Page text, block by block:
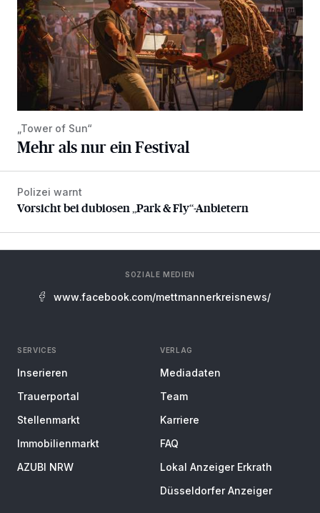
„Tower of Sun“
Mehr als nur ein Festival
Vorsicht bei dubiosen „Park & Fly“-Anbietern
Polizei warnt
Vorsicht bei dubiosen „Park & Fly“-Anbietern
SOZIALE MEDIEN
www.facebook.com/mettmannerkreisnews/
SERVICES
Inserieren
Trauerportal
Stellenmarkt
Immobilienmarkt
AZUBI NRW
VERLAG
Mediadaten
Team
Karriere
FAQ
Lokal Anzeiger Erkrath
Düsseldorfer Anzeiger